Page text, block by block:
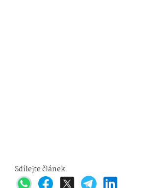
Sdílejte článek